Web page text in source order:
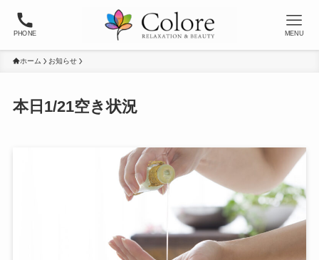
PHONE MENU
ホーム お知らせ
本日1/21空き状況